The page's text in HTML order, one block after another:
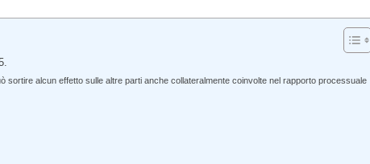
sortire alcun effetto sulle altre parti anche collateralmente coinvolte nel rapporto processuale